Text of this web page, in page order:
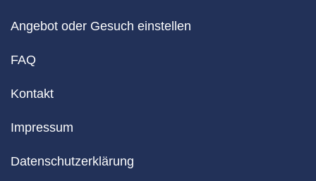
Angebot oder Gesuch einstellen
FAQ
Kontakt
Impressum
Datenschutzerklärung